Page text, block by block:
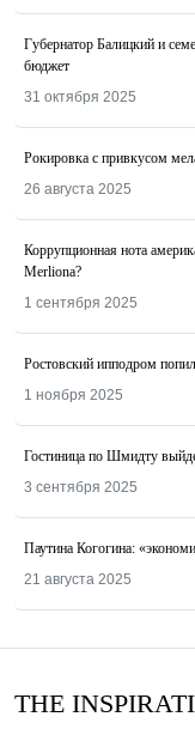
Губернатор Балицкий и
бюджет
31 октября 2025
Рокировка с привкусом
26 августа 2025
Коррупционная нота
Merliona?
1 сентября 2025
Ростовский ипподром
1 ноября 2025
Гостиница по Шмидту
3 сентября 2025
Паутина Когогина:
21 августа 2025
THE